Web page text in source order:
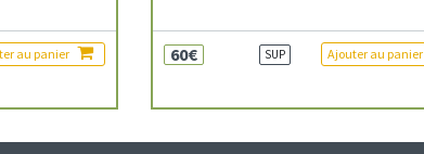
au panier 60€ SUP Ajouter au panier